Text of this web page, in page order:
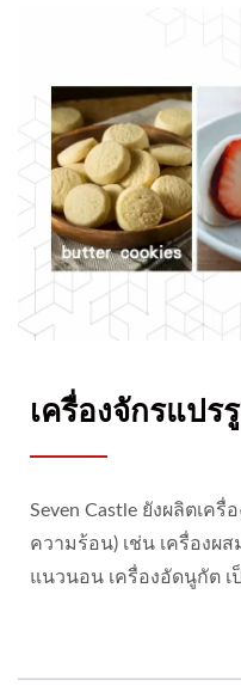
เครื่องจักรแปร
Seven Castle ยังผลิตเค
ความร้อน) เช่น เครื่องผ
แนวนอน เครื่องอัดนูกัต เ